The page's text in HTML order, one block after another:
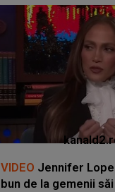
VIDEO Jennifer
bun de la gemenii